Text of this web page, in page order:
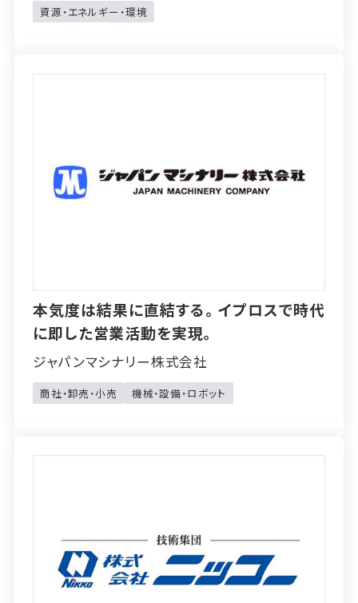
資源・エネルギー・環境
本気度は結果に直結する。イプロスで時代
に即した営業活動を実現。
ジャパンマシナリー株式会社
商社・卸売・小売 機械・設備・ロボット